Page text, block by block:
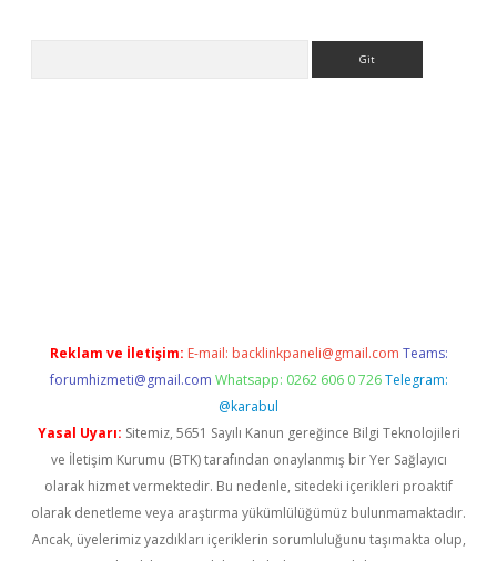
Reklam ve İletişim: E-mail: backlinkpaneli@gmail.com Teams:
forumhizmeti@gmail.com Whatsapp: 0262 606 0 726 Telegram:
@karabul
Yasal Uyarı: Sitemiz, 5651 Sayılı Kanun gereğince Bilgi Teknolojileri
ve İletişim Kurumu (BTK) tarafından onaylanmış bir Yer Sağlayıcı
olarak hizmet vermektedir. Bu nedenle, sitedeki içerikleri proaktif
olarak denetleme veya araştırma yükümlülüğümüz bulunmamaktadır.
Ancak, üyelerimiz yazdıkları içeriklerin sorumluluğunu taşımakta olup,